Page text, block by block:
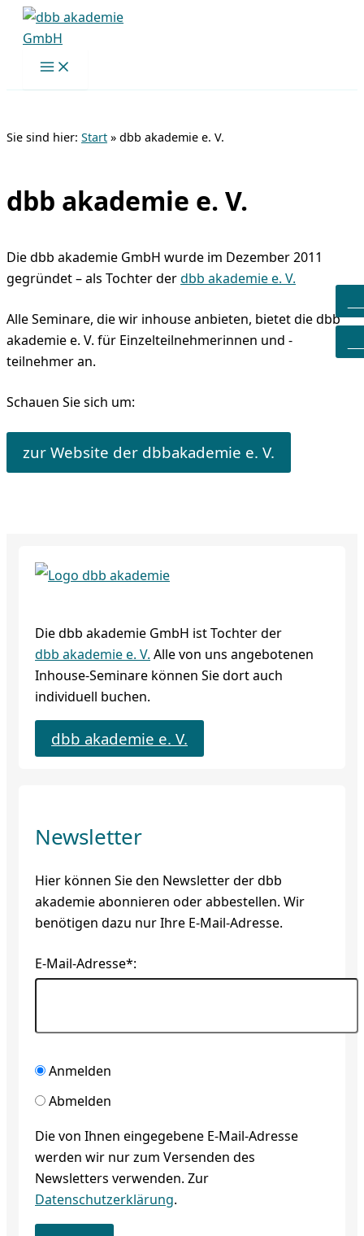
Zum
Inhalt
springen
Sie sind hier: Start » dbb akademie e. V.
dbb akademie e. V.
Die dbb akademie GmbH wurde im Dezember 2011
gegründet – als Tochter derdbb akademie e. V.
Alle Seminare, die wir inhouse anbieten, bietet die dbb
akademie e. V. für Einzelteilnehmerinnen und -
teilnehmer an.
Schauen Sie sich um:
zur Website der dbbakademie e. V.
Die dbb akademie GmbH ist Tochter der
dbb akademie e. V. Alle von uns angebotenen
Inhouse-Seminare können Sie dort auch
individuell buchen.
dbb akademie e. V.
Newsletter
Hier können Sie den Newsletter der dbb
akademie abonnieren oder abbestellen. Wir
benötigen dazu nur Ihre E-Mail-Adresse.
E-Mail-Adresse*:
Anmelden
Abmelden
Die von Ihnen eingegebene E-Mail-Adresse
werden wir nur zum Versenden des
Newsletters verwenden. Zur
Datenschutzerklärung.